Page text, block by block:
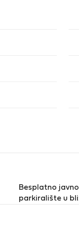
Besplatno javno
parkiralište u